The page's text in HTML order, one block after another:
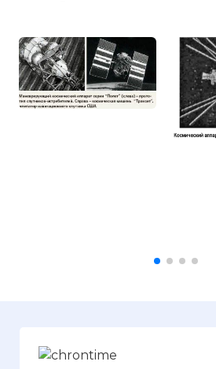
Космический аппарат
(«Истребитель спутников»)